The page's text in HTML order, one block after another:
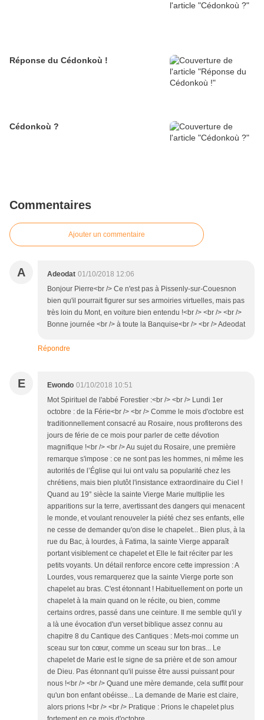
Réponse du Cédonkoù !
Cédonkoù ?
Commentaires
Ajouter un commentaire
A Adeodat 01/10/2018 12:06
Bonjour Pierre<br /> Ce n'est pas à Pissenly-sur-Couesnon
bien qu'il pourrait figurer sur ses armoiries virtuelles, mais pas
très loin du Mont, en voiture bien entendu !<br /> <br /> <br />
Bonne journée <br /> à toute la Banquise<br /> <br /> Adeodat
Répondre
E Ewondo 01/10/2018 10:51
Mot Spirituel de l'abbé Forestier :<br /> <br /> Lundi 1er
octobre : de la Férie<br /> <br /> Comme le mois d'octobre est
traditionnellement consacré au Rosaire, nous profiterons des
jours de férie de ce mois pour parler de cette dévotion
magnifique !<br /> <br /> Au sujet du Rosaire, une première
remarque s'impose : ce ne sont pas les hommes, ni même les
autorités de l’Église qui lui ont valu sa popularité chez les
chrétiens, mais bien plutôt l'insistance extraordinaire du Ciel !
Quand au 19° siècle la sainte Vierge Marie multiplie les
apparitions sur la terre, avertissant des dangers qui menacent
le monde, et voulant renouveler la piété chez ses enfants, elle
ne cesse de demander qu'on dise le chapelet... Bien plus, à la
rue du Bac, à lourdes, à Fatima, la sainte Vierge apparaît
portant visiblement ce chapelet et Elle le fait réciter par les
petits voyants. Un détail renforce encore cette impression : A
Lourdes, vous remarquerez que la sainte Vierge porte son
chapelet au bras. C'est étonnant ! Habituellement on porte un
chapelet à la main quand on le récite, ou bien, comme
certains ordres, passé dans une ceinture. Il me semble qu'il y
a là une évocation d'un verset biblique assez connu au
chapitre 8 du Cantique des Cantiques : Mets-moi comme un
sceau sur ton cœur, comme un sceau sur ton bras... Le
chapelet de Marie est le signe de sa prière et de son amour
de Dieu. Pas étonnant qu'il puisse être aussi puissant pour
nous !<br /> <br /> Quand une mère demande, cela suffit pour
qu'un bon enfant obéisse... La demande de Marie est claire,
alors prions !<br /> <br /> Pratique : Prions le chapelet plus